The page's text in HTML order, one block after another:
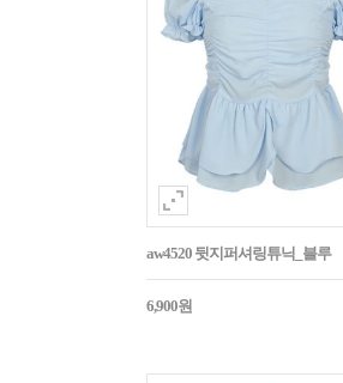
aw4520 뒷지퍼셔링튜닉_블루
6,900원